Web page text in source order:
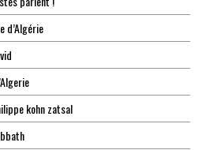
d’Algérie
kohn zatsal